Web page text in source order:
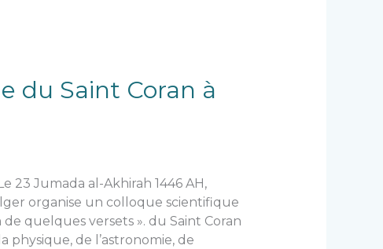
du Saint Coran à
23 Jumada al-Akhirah 1446 AH,
organise un colloque scientifique
quelques versets ». du Saint Coran
physique, de l’astronomie, de